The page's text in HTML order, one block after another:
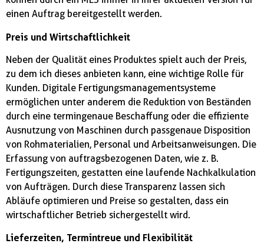
einen Auftrag bereitgestellt werden.
Preis und Wirtschaftlichkeit
Neben der Qualität eines Produktes spielt auch der Preis,
zu dem ich dieses anbieten kann, eine wichtige Rolle für
Kunden. Digitale Fertigungsmanagementsysteme
ermöglichen unter anderem die Reduktion von Beständen
durch eine termingenaue Beschaffung oder die effiziente
Ausnutzung von Maschinen durch passgenaue Disposition
von Rohmaterialien, Personal und Arbeitsanweisungen. Die
Erfassung von auftragsbezogenen Daten, wie z. B.
Fertigungszeiten, gestatten eine laufende Nachkalkulation
von Aufträgen. Durch diese Transparenz lassen sich
Abläufe optimieren und Preise so gestalten, dass ein
wirtschaftlicher Betrieb sichergestellt wird.
Lieferzeiten, Termintreue und Flexibilität